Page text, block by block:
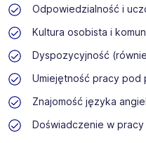
Odpowiedzialność i
Kultura osobista i
Dyspozycyjność
Umiejętność pracy pod
Znajomość języka
Doświadczenie w